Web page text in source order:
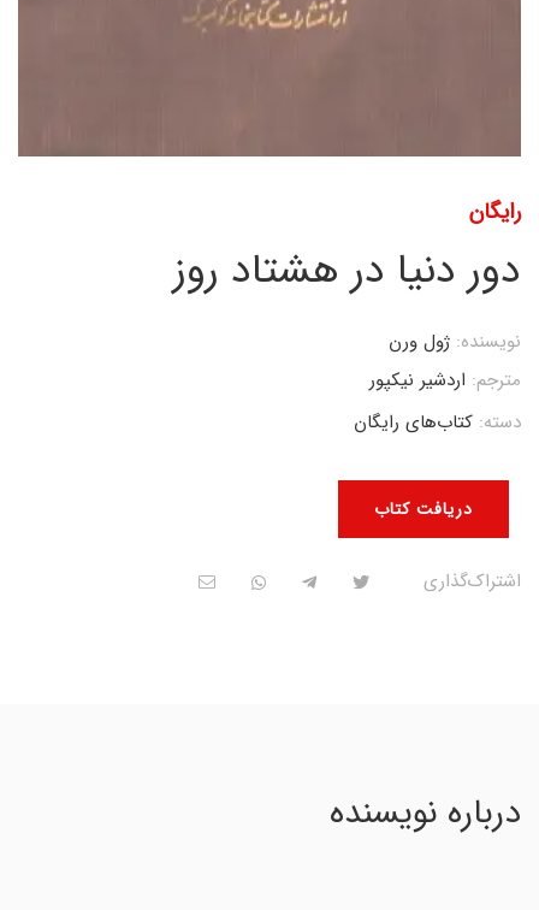
رایگان
دور دنیا در هشتاد روز
دریافت کتاب
نویسنده: ژول ورن
مترجم: اردشیر نیکپور
دسته: کتاب‌های رایگان
اشتراک‌گذاری
درباره نویسنده